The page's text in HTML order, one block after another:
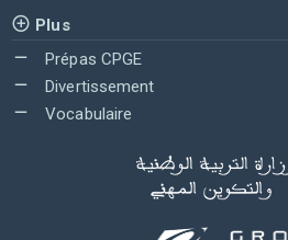
Plus
Prépas CPGE
Divertissement
Vocabulaire